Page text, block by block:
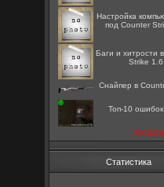
Настройка
под Counter
Баги и хитрости
Strike 1.6
Снайпер в
Топ-10 ошибок
Статистика